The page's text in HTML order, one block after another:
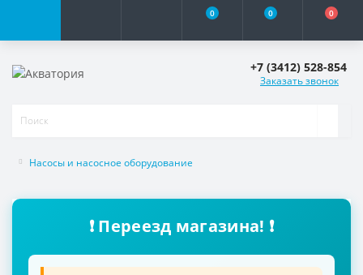
0 0 0
+7 (3412) 528-854
Заказать звонок
Насосы и насосное оборудование
❗ Переезд магазина! ❗